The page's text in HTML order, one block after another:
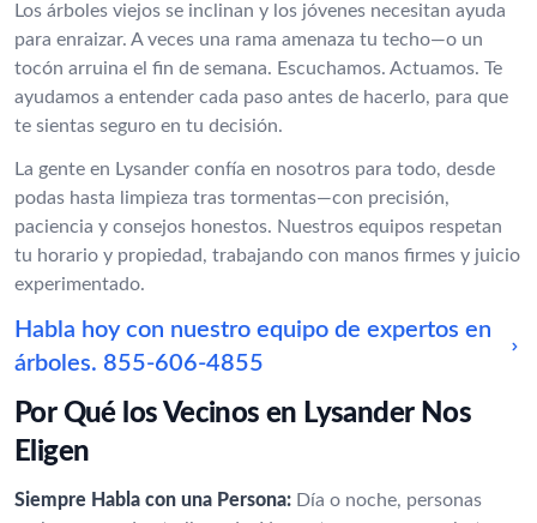
Los árboles viejos se inclinan y los jóvenes necesitan ayuda
para enraizar. A veces una rama amenaza tu techo—o un
tocón arruina el fin de semana. Escuchamos. Actuamos. Te
ayudamos a entender cada paso antes de hacerlo, para que
te sientas seguro en tu decisión.
La gente en Lysander confía en nosotros para todo, desde
podas hasta limpieza tras tormentas—con precisión,
paciencia y consejos honestos. Nuestros equipos respetan
tu horario y propiedad, trabajando con manos firmes y juicio
experimentado.
Habla hoy con nuestro equipo de expertos en
árboles. 855-606-4855
Por Qué los Vecinos en Lysander Nos
Eligen
Siempre Habla con una Persona: Día o noche, personas